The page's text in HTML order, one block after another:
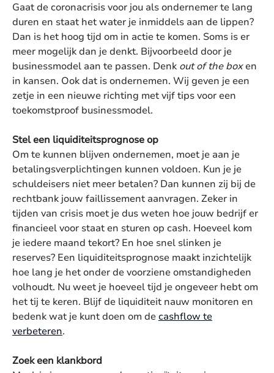
Gaat de coronacrisis voor jou als ondernemer te lang
duren en staat het water je inmiddels aan de lippen?
Dan is het hoog tijd om in actie te komen. Soms is er
meer mogelijk dan je denkt. Bijvoorbeeld door je
businessmodel aan te passen. Denk out of the boxen
in kansen. Ook dat is ondernemen. Wij geven je een
zetje in een nieuwe richting met vijf tips voor een
toekomstproof businessmodel.
Stel een liquiditeitsprognose op
Om te kunnen blijven ondernemen, moet je aan je
betalingsverplichtingen kunnen voldoen. Kun je je
schuldeisers niet meer betalen? Dan kunnen zij bij de
rechtbank jouw faillissement aanvragen. Zeker in
tijden van crisis moet je dus weten hoe jouw bedrijf er
financieel voor staat en sturen op cash. Hoeveel kom
je iedere maand tekort? En hoe snel slinken je
reserves? Een liquiditeitsprognose maakt inzichtelijk
hoe lang je het onder de voorziene omstandigheden
volhoudt. Nu weet je hoeveel tijd je ongeveer hebt om
het tij te keren. Blijf de liquiditeit nauw monitoren en
bedenk wat je kunt doen om decashflow te
verbeteren.
Zoek een klankbord